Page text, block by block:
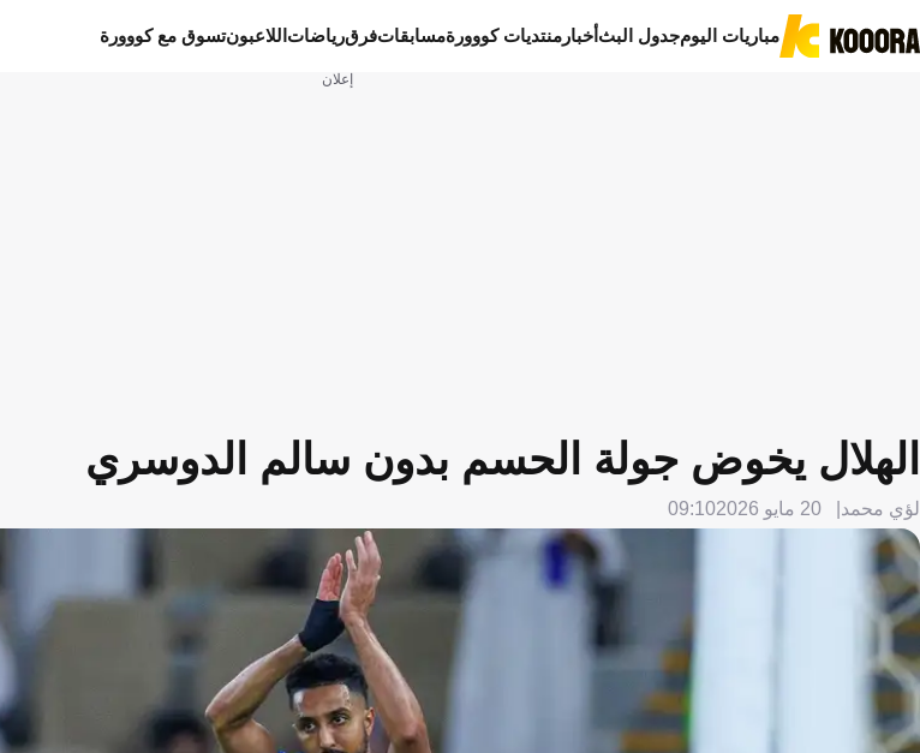
مباريات اليومجدول البثأخبار منتديات كووورةمسابقاتفرقرياضات اللاعبونتسوق مع كووورة
إعلان
الهلال يخوض جولة الحسم بدون سالم الدوسري
لؤي محمد 20 مايو 2026 09:10